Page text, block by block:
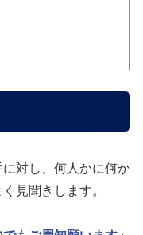
対し、何人かに何か
見聞きします。